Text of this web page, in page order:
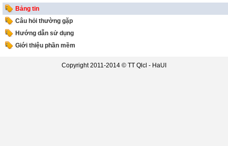
Bảng tin
Câu hỏi thường gặp
Hướng dẫn sử dụng
Giới thiệu phần mềm
Copyright 2011-2014 © TT Qlcl - HaUI